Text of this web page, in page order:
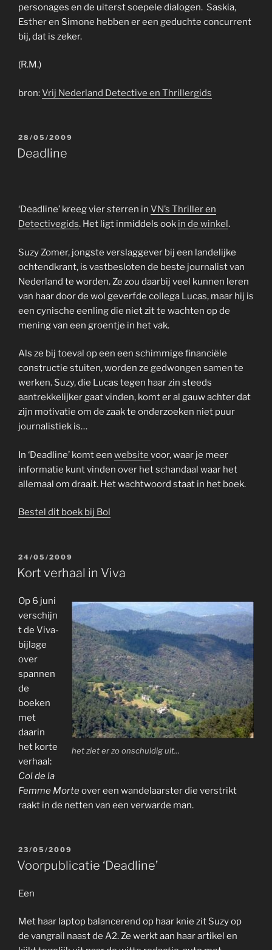
personages en de uiterst soepele dialogen. Saskia,
Esther en Simone hebben er een geduchte concurrent
bij, dat is zeker.
(R.M.)
bron:Vrij Nederland Detective en Thrillergids
GEPLAATST
OP
28/05/2009
Deadline
‘Deadline’ kreeg vier sterren in VN’s Thriller en
Detectivegids. Het ligt inmiddels ook in de winkel.
Suzy Zomer, jongste verslaggever bij een landelijke
ochtendkrant, is vastbesloten de beste journalist van
Nederland te worden. Ze zou daarbij veel kunnen leren
van haar door de wol geverfde collega Lucas, maar hij is
een cynische eenling die niet zit te wachten op de
mening van een groentje in het vak.
Als ze bij toeval op een een schimmige financiële
constructie stuiten, worden ze gedwongen samen te
werken. Suzy, die Lucas tegen haar zin steeds
aantrekkelijker gaat vinden, komt er al gauw achter dat
zijn motivatie om de zaak te onderzoeken niet puur
journalistiek is…
In ‘Deadline’ komt een website voor, waar je meer
informatie kunt vinden over het schandaal waar het
allemaal om draait. Het wachtwoord staat in het boek.
Bestel dit boek bij Bol
GEPLAATST
OP
24/05/2009
Kort verhaal in Viva
het ziet er zo onschuldig uit...
Op 6 juni
verschijn
t de Viva-
bijlage
over
spannen
de
boeken
met
daarin
het korte
verhaal:
Col de la
Femme Morteover een wandelaarster die verstrikt
raakt in de netten van een verwarde man.
GEPLAATST
OP
23/05/2009
Voorpublicatie ‘Deadline’
Een
Met haar laptop balancerend op haar knie zit Suzy op
de vangrail naast de A2. Ze werkt aan haar artikel en